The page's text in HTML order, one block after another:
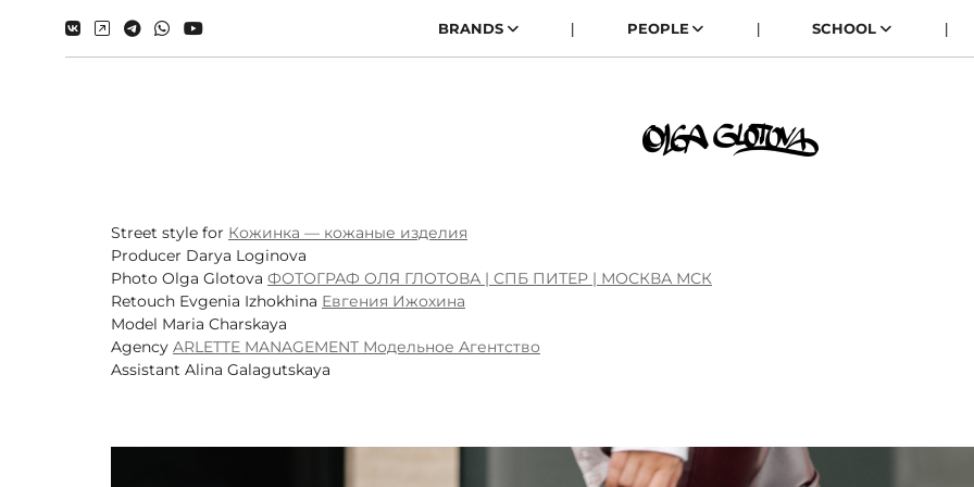
BRANDS PEOPLE SCHOOL
Street style for Кожинка — кожаные изделия
Producer Darya Loginova
Photo Olga Glotova ФОТОГРАФ ОЛЯ ГЛОТОВА | СПБ ПИТЕР | МОСКВА МСК
Retouch Evgenia Izhokhina Евгения Ижохина
Model Maria Charskaya
Agency ARLETTE MANAGEMENT Модельное Агентство
Assistant Alina Galagutskaya